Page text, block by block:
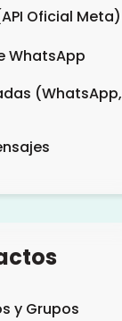
Oficial Meta)
WhatsApp
(WhatsApp,
y Grupos